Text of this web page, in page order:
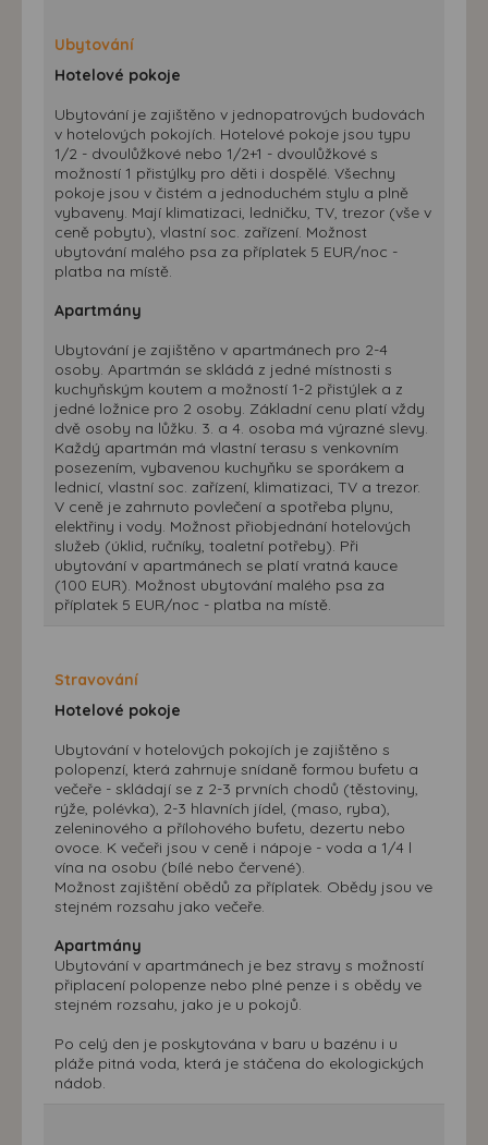
Ubytování
Hotelové pokoje
Ubytování je zajištěno v jednopatrových budovách
v hotelových pokojích. Hotelové pokoje jsou typu
1/2 - dvoulůžkové nebo 1/2+1 - dvoulůžkové s
možností 1 přistýlky pro děti i dospělé. Všechny
pokoje jsou v čistém a jednoduchém stylu a plně
vybaveny. Mají klimatizaci, ledničku, TV, trezor (vše v
ceně pobytu), vlastní soc. zařízení. Možnost
ubytování malého psa za příplatek 5 EUR/noc -
platba na místě.
Apartmány
Ubytování je zajištěno v apartmánech pro 2-4
osoby. Apartmán se skládá z jedné místnosti s
kuchyňským koutem a možností 1-2 přistýlek a z
jedné ložnice pro 2 osoby. Základní cenu platí vždy
dvě osoby na lůžku. 3. a 4. osoba má výrazné slevy.
Každý apartmán má vlastní terasu s venkovním
posezením, vybavenou kuchyňku se sporákem a
lednicí, vlastní soc. zařízení, klimatizaci, TV a trezor.
V ceně je zahrnuto povlečení a spotřeba plynu,
elektřiny i vody. Možnost přiobjednání hotelových
služeb (úklid, ručníky, toaletní potřeby). Při
ubytování v apartmánech se platí vratná kauce
(100 EUR). Možnost ubytování malého psa za
příplatek 5 EUR/noc - platba na místě.
Stravování
Hotelové pokoje
Ubytování v hotelových pokojích je zajištěno s
polopenzí, která zahrnuje snídaně formou bufetu a
večeře - skládají se z 2-3 prvních chodů (těstoviny,
rýže, polévka), 2-3 hlavních jídel, (maso, ryba),
zeleninového a přílohového bufetu, dezertu nebo
ovoce. K večeři jsou v ceně i nápoje - voda a 1/4 l
vína na osobu (bílé nebo červené).
Možnost zajištění obědů za příplatek. Obědy jsou ve
stejném rozsahu jako večeře.
Apartmány
Ubytování v apartmánech je bez stravy s možností
připlacení polopenze nebo plné penze i s obědy ve
stejném rozsahu, jako je u pokojů.
Po celý den je poskytována v baru u bazénu i u
pláže pitná voda, která je stáčena do ekologických
nádob.